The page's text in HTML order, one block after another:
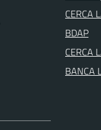
CERCA
BDAP
CERCA
BANCA